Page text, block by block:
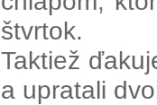
štvrtok.
Taktiež
a upratali